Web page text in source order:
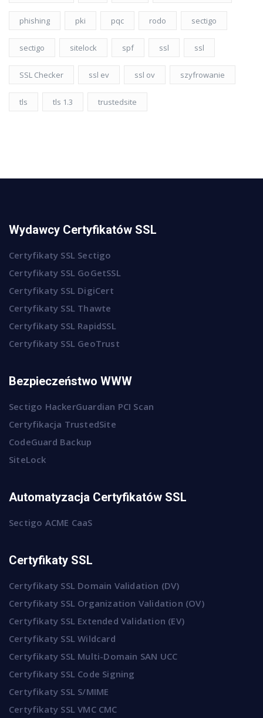
phishing pki pqc rodo sectigo
sectigo sitelock spf ssl ssl
SSL Checker ssl ev ssl ov szyfrowanie
tls tls 1.3 trustedsite
Wydawcy Certyfikatów SSL
Certyfikaty SSL Sectigo
Certyfikaty SSL GoGetSSL
Certyfikaty SSL DigiCert
Certyfikaty SSL Thawte
Certyfikaty SSL RapidSSL
Certyfikaty SSL GeoTrust
Bezpieczeństwo WWW
Sectigo HackerGuardian PCI Scan
Certyfikacja TrustedSite
CodeGuard Backup
SiteLock
Automatyzacja Certyfikatów SSL
Sectigo ACME CaaS
Certyfikaty SSL
Certyfikaty SSL Domain Validation (DV)
Certyfikaty SSL Organization Validation (OV)
Certyfikaty SSL Extended Validation (EV)
Certyfikaty SSL Wildcard
Certyfikaty SSL Multi-Domain SAN UCC
Certyfikaty SSL Code Signing
Certyfikaty SSL S/MIME
Certyfikaty SSL VMC CMC